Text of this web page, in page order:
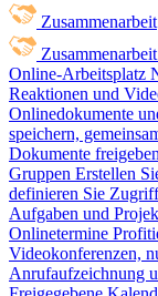
Zusammenarbeit
Zusammenarbeit
Online-Arbeitsplatz
Reaktionen und
Onlinedokumente
speichern,
Dokumente
Gruppen Erstellen
definieren Sie
Aufgaben und
Onlinetermine
Videokonferenzen,
Anrufaufzeichnung